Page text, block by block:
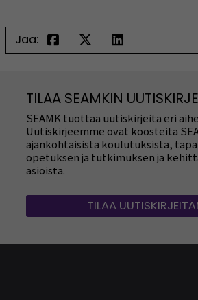
Jaa:
TILAA SEAMKIN
SEAMK tuottaa uutiskirjeitä eri
Uutiskirjeemme ovat koosteita
ajankohtaisista koulutuksista,
opetuksen ja tutkimuksen ja
asioista.
TILAA